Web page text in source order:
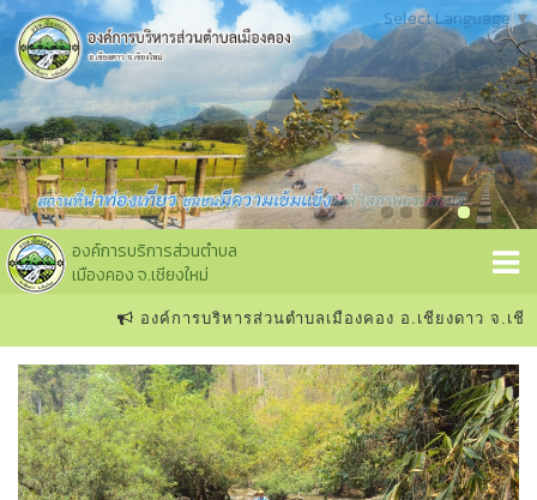
องค์การบริการส่วนตำบล
เมืองคอง จ.เชียงใหม่
ารบริหารส่วนตำบลเมืองคอง อ.เชียงดาว จ.เชียงใหม่ ยินดีต้อนรับ-
Select Language▼